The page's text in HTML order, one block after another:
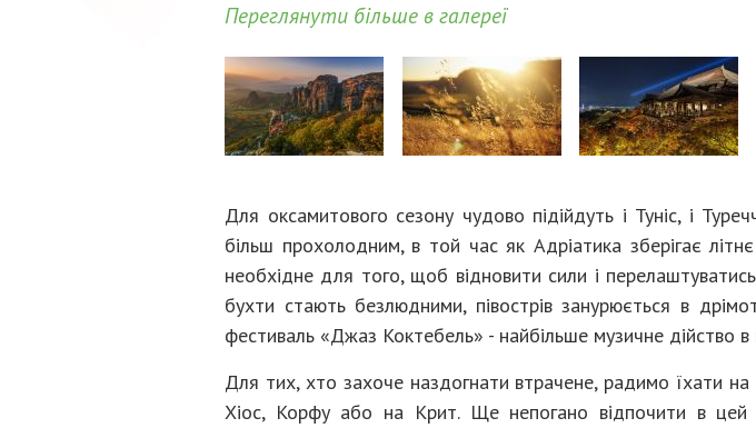
Переглянути більше в галереї
Для оксамитового сезону чудово підійдуть і Туніс, і
більш прохолодним, в той час як Адріатика зберігає
необхідне для того, щоб відновити сили і
бухти стають безлюдними, півострів занурюється в
фестиваль «Джаз Коктебель» - найбільше музичне дійство в
Для тих, хто захоче наздогнати втрачене, радимо їхати на
Хіос, Корфу або на Крит. Ще непогано відпочити в